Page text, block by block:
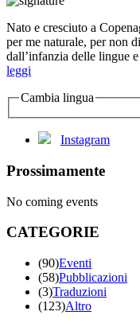
Nato e cresciuto a
per me naturale, per non
dall’infanzia delle lingue
leggi
Cambia lingua
Instagram
Prossimamente
No coming events
CATEGORIE
(90)Eventi
(58)Pubblicazioni
(3)Traduzioni
(123)Altro